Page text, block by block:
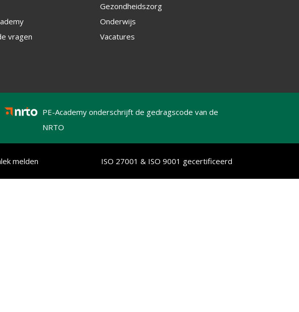
vragen
Gezondheidszorg
Onderwijs
Vacatures
PE-Academy onderschrijft de gedragscode van de
NRTO
melden ISO 27001 & ISO 9001 gecertificeerd